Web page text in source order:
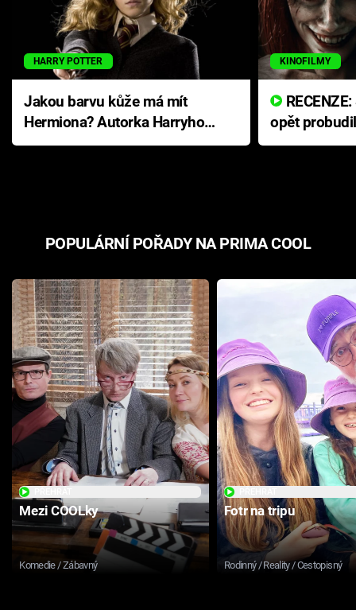
HARRY POTTER
Jakou barvu kůže má mít
Hermiona? Autorka Harryho
Pottera přišla s ráznou
KINOFILMY
opět
přichází s
POPULÁRNÍ POŘADY NA PRIMA COOL
Mezi COOLky
Komedie / Zábavný
Fotr na tripu
Rodinný / Reality / Cestopisný